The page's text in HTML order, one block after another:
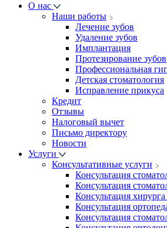
О нас
Наши работы
Лечение зубов
Удаление зубов
Имплантация
Протезирование зубов
Профессиональная
Детская стоматология
Исправление прикуса
Кредит
Отзывы
Налоговый вычет
Письмо директору
Новости
Услуги
Консультативные услуги
Консультация
Консультация
Консультация
Консультация
Консультация